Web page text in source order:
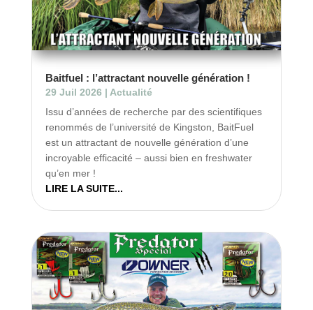
Baitfuel : l’attractant nouvelle génération !
29 Juil 2026 | Actualité
Issu d’années de recherche par des scientifiques
renommés de l’université de Kingston, BaitFuel
est un attractant de nouvelle génération d’une
incroyable efficacité – aussi bien en freshwater
qu’en mer !
LIRE LA SUITE...